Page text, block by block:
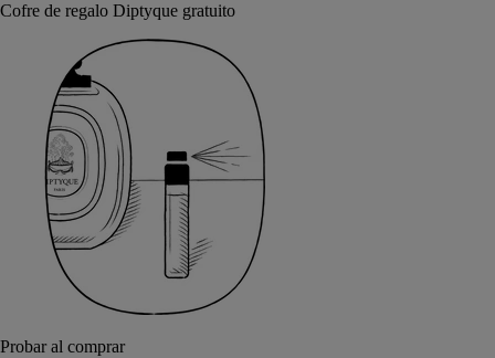
Cofre de regalo Diptyque gratuito
Probar al comprar